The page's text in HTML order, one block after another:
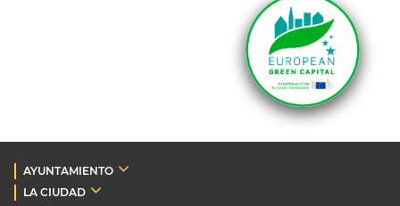
AYUNTAMIENTO
LA CIUDAD